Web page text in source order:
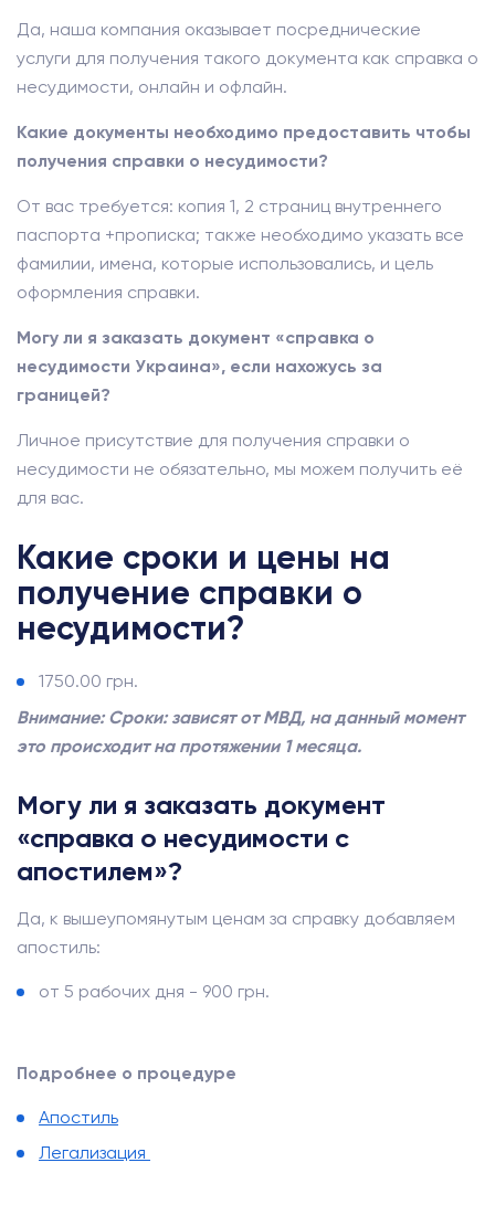
Да, наша компания оказывает посреднические
услуги для получения такого документа как справка о
несудимости, онлайн и офлайн.
Какие документы необходимо предоставить чтобы
получения справки о несудимости?
От вас требуется: копия 1, 2 страниц внутреннего
паспорта +прописка; также необходимо указать все
фамилии, имена, которые использовались, и цель
оформления справки.
Могу ли я заказать документ «справка о
несудимости Украина», если нахожусь за
границей?
Личное присутствие для получения справки о
несудимости не обязательно, мы можем получить её
для вас.
Какие сроки и цены на
получение справки о
несудимости?
1750.00 грн.
Внимание: Сроки: зависят от МВД, на данный момент
это происходит на протяжении 1 месяца.
Могу ли я заказать документ
«справка о несудимости с
апостилем»?
Да, к вышеупомянутым ценам за справку добавляем
апостиль:
от 5 рабочих дня - 900 грн.
Подробнее о процедуре
Апостиль
Легализация